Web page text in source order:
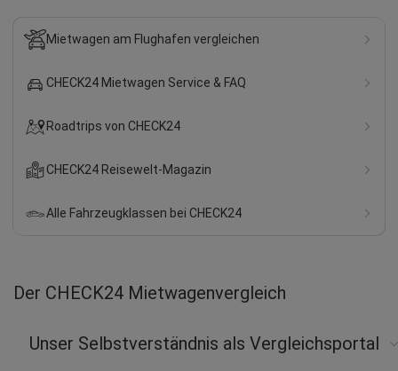
Mietwagen am Flughafen vergleichen
CHECK24 Mietwagen Service & FAQ
Roadtrips von CHECK24
CHECK24 Reisewelt-Magazin
Alle Fahrzeugklassen bei CHECK24
Der CHECK24 Mietwagenvergleich
Unser Selbstverständnis als Vergleichsportal